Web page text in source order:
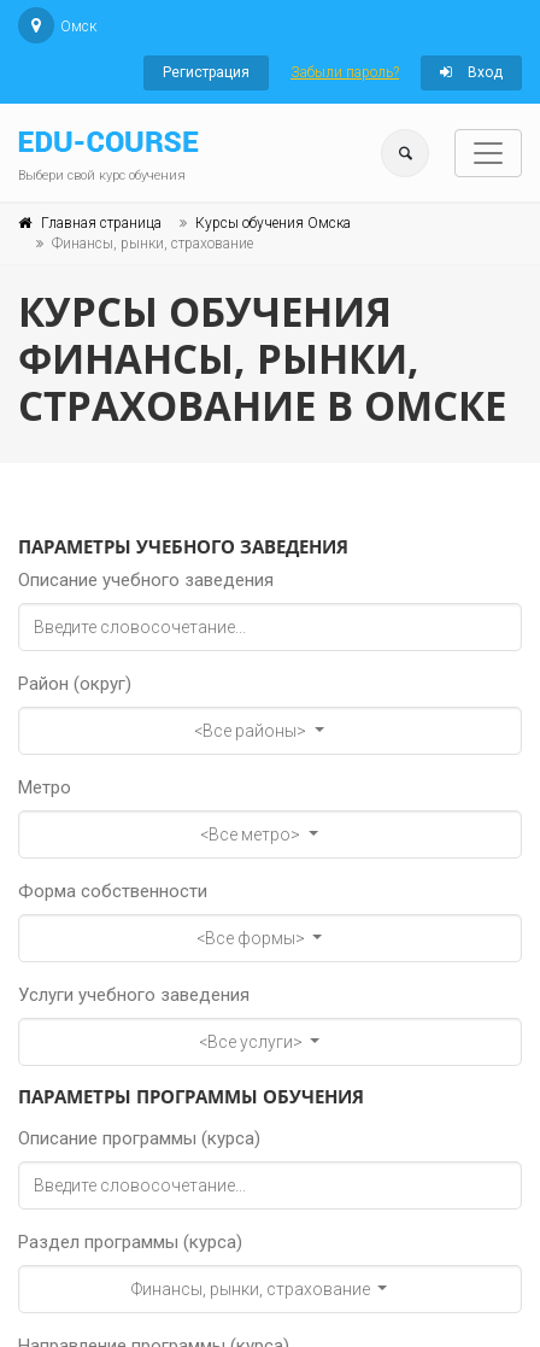
Омск
Регистрация Забыли пароль? Вход
Выбери свой курс обучения
Главная страница
Курсы обучения Омска
Финансы, рынки, страхование
КУРСЫ ОБУЧЕНИЯ
ФИНАНСЫ, РЫНКИ,
СТРАХОВАНИЕ В ОМСКЕ
ПАРАМЕТРЫ УЧЕБНОГО ЗАВЕДЕНИЯ
Описание учебного заведения
Район (округ)
<Все районы>
Метро
<Все метро>
Форма собственности
<Все формы>
Услуги учебного заведения
<Все услуги>
ПАРАМЕТРЫ ПРОГРАММЫ ОБУЧЕНИЯ
Описание программы (курса)
Раздел программы (курса)
Финансы, рынки, страхование